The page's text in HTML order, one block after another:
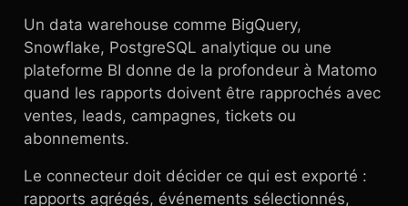
Un data warehouse comme BigQuery,
Snowflake, PostgreSQL analytique ou une
plateforme BI donne de la profondeur à Matomo
quand les rapports doivent être rapprochés avec
ventes, leads, campagnes, tickets ou
abonnements.
Le connecteur doit décider ce qui est exporté :
rapports agrégés, événements sélectionnés,